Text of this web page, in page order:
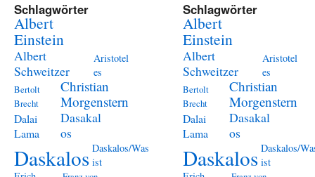
Schlagwörter
Albert
Einstein
Albert
Schweitzer
Aristotel
es
Bertolt
Brecht
Christian
Morgenstern
Dalai
Lama
Dasakal
os
Daskalos Daskalos/Was
ist
Schlagwörter
Albert
Einstein
Albert
Schweitzer
Aristotel
es
Bertolt
Brecht
Christian
Morgenstern
Dalai
Lama
Dasakal
os
Daskalos Daskalos/
ist